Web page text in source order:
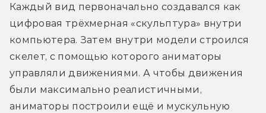
Каждый вид первоначально создавался как
цифровая трёхмерная «скульптура» внутри
компьютера. Затем внутри модели строился
скелет, с помощью которого аниматоры
управляли движениями. А чтобы движения
были максимально реалистичными,
аниматоры построили ещё и мускульную